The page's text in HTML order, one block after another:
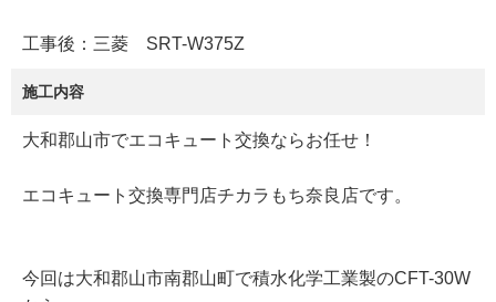
工事後：三菱 SRT-W375Z
施工内容
大和郡山市でエコキュート交換ならお任せ！
エコキュート交換専門店チカラもち奈良店です。
今回は大和郡山市南郡山町で積水化学工業製のCFT-30W